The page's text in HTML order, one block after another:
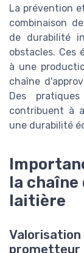
La prévention
combinaison
de durabilité
obstacles. Ces
à une
chaîne
Des
contribuent à
une durabilité
la
laitière
Valorisation
prometteur